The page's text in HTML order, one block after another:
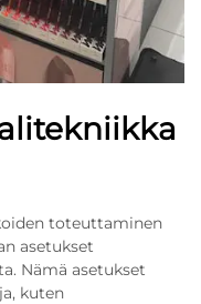
toteuttaminen
asetukset
Nämä asetukset
kuten